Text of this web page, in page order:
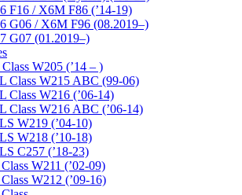
F16 / X6M F86 (’14-19)
G06 / X6M F96 (08.2019–)
G07 (01.2019–)
W205 (’14 – )
Class W215 ABC (99-06)
Class W216 (’06-14)
Class W216 ABC (’06-14)
W219 (’04-10)
W218 (’10-18)
C257 (’18-23)
W211 (’02-09)
W212 (’09-16)